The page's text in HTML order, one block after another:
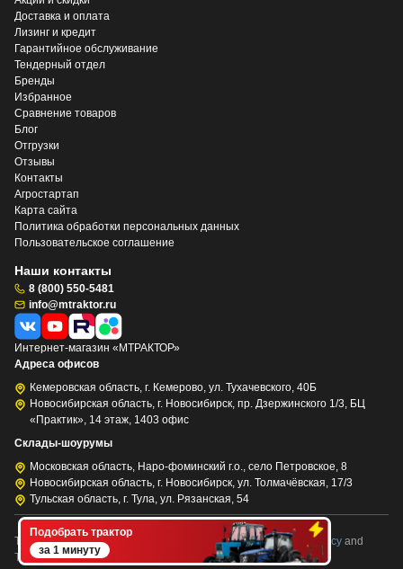
Доставка и оплата
Лизинг и кредит
Гарантийное обслуживание
Тендерный отдел
Бренды
Избранное
Сравнение товаров
Блог
Отгрузки
Отзывы
Контакты
Агростартап
Карта сайта
Политика обработки персональных данных
Пользовательское соглашение
Наши контакты
8 (800) 550-5481
info@mtraktor.ru
Интернет-магазин «МТРАКТОР»
Адреса офисов
Кемеровская область, г. Кемерово, ул. Тухачевского, 40Б
Новосибирская область, г. Новосибирск, пр. Дзержинского 1/3, БЦ
«Практик», 14 этаж, 1403 офис
Склады-шоурумы
Московская область, Наро-фоминский г.о., село Петровское, 8
Новосибирская область, г. Новосибирск, ул. Толмачёвская, 17/3
Тульская область, г. Тула, ул. Рязанская, 54
This site is protected by reCAPTCHA and the GooglePrivacy Policy and
Terms of Serviceapply.
Подобрать трактор
за 1 минуту